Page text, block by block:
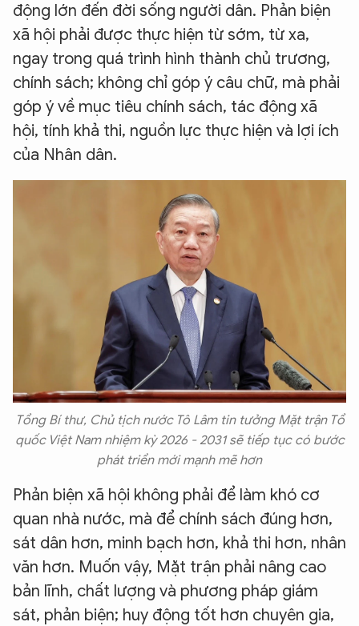
động lớn đến đời sống người dân. Phản biện
xã hội phải được thực hiện từ sớm, từ xa,
ngay trong quá trình hình thành chủ trương,
chính sách; không chỉ góp ý câu chữ, mà phải
góp ý về mục tiêu chính sách, tác động xã
hội, tính khả thi, nguồn lực thực hiện và lợi ích
của Nhân dân.
Tổng Bí thư, Chủ tịch nước Tô Lâm tin tưởng Mặt trận Tổ
quốc Việt Nam nhiệm kỳ 2026 - 2031 sẽ tiếp tục có bước
phát triển mới mạnh mẽ hơn
Phản biện xã hội không phải để làm khó cơ
quan nhà nước, mà để chính sách đúng hơn,
sát dân hơn, minh bạch hơn, khả thi hơn, nhân
văn hơn. Muốn vậy, Mặt trận phải nâng cao
bản lĩnh, chất lượng và phương pháp giám
sát, phản biện; huy động tốt hơn chuyên gia,